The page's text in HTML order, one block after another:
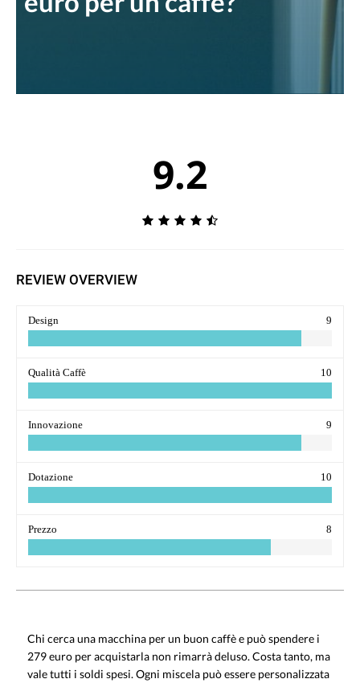
9.2
REVIEW OVERVIEW
Design 9
Qualità Caffè 10
Innovazione 9
Dotazione 10
Prezzo 8
Chi cerca una macchina per un buon caffè e può spendere i
279 euro per acquistarla non rimarrà deluso. Costa tanto, ma
vale tutti i soldi spesi. Ogni miscela può essere personalizzata